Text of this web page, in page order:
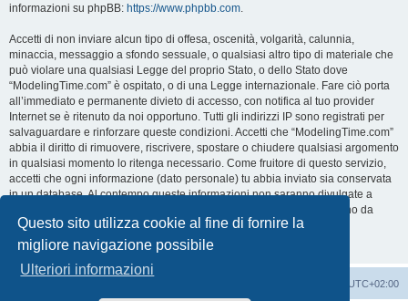
Questo sito utilizza cookie al fine di fornire la
migliore navigazione possibile
Ulteriori informazioni
informazioni su phpBB: https://www.phpbb.com.
Accetti di non inviare alcun tipo di offesa, oscenità, volgarità, calunnia,
minaccia, messaggio a sfondo sessuale, o qualsiasi altro tipo di materiale che
può violare una qualsiasi Legge del proprio Stato, o dello Stato dove
“ModelingTime.com” è ospitato, o di una Legge internazionale. Fare ciò porta
all’immediato e permanente divieto di accesso, con notifica al tuo provider
Internet se è ritenuto da noi opportuno. Tutti gli indirizzi IP sono registrati per
salvaguardare e rinforzare queste condizioni. Accetti che “ModelingTime.com”
abbia il diritto di rimuovere, riscrivere, spostare o chiudere qualsiasi argomento
in qualsiasi momento lo ritenga necessario. Come fruitore di questo servizio,
accetti che ogni informazione (dato personale) tu abbia inviato sia conservata
in un database. Al contempo queste informazioni non saranno divulgate a
nessuno senza il tuo consenso, né “ModelingTime.com” o phpBB sono da
ritenersi responsabili per qualsiasi violazione al sistema che possa
compromettere queste informazioni.
UTC+02:00